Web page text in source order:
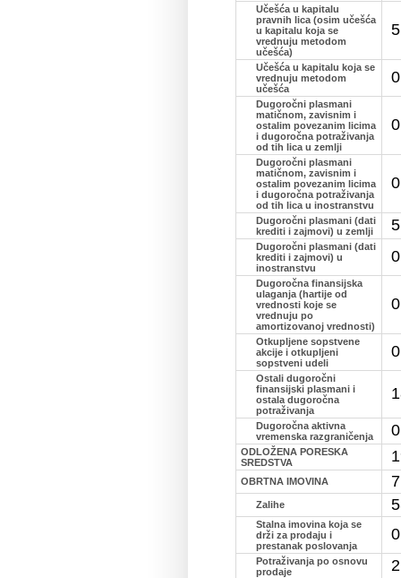
Učešća u kapitalu
pravnih lica (osim učešća
u kapitalu koja se
vrednuju metodom
učešća)
Učešća u kapitalu koja se
vrednuju metodom
učešća
0
Dugoročni plasmani
matičnom, zavisnim i
ostalim povezanim licima
i dugoročna potraživanja
od tih lica u zemlji
0
Dugoročni plasmani
matičnom, zavisnim i
ostalim povezanim licima
i dugoročna potraživanja
od tih lica u inostranstvu
0
Dugoročni plasmani (dati
krediti i zajmovi) u zemlji
Dugoročni plasmani (dati
krediti i zajmovi) u
inostranstvu
0
Dugoročna finansijska
ulaganja (hartije od
vrednosti koje se
vrednuju po
amortizovanoj vrednosti)
0
Otkupljene sopstvene
akcije i otkupljeni
sopstveni udeli
0
Ostali dugoročni
finansijski plasmani i
ostala dugoročna
potraživanja
Dugoročna aktivna
vremenska razgraničenja
0
ODLOŽENA PORESKA
SREDSTVA
OBRTNA IMOVINA
Zalihe
Stalna imovina koja se
drži za prodaju i
prestanak poslovanja
0
Potraživanja po osnovu
prodaje